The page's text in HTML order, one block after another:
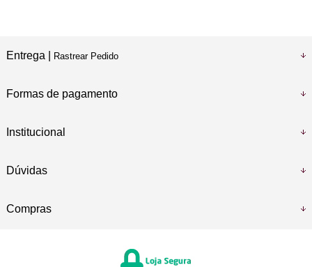
Entrega | Rastrear Pedido
Formas de pagamento
Institucional
Dúvidas
Compras